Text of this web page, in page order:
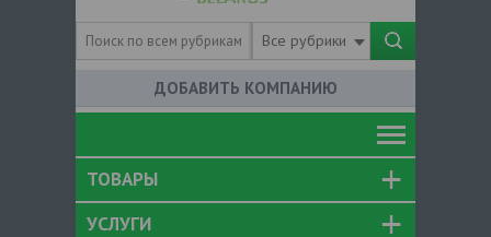
Все рубрики
ДОБАВИТЬ КОМПАНИЮ
ТОВАРЫ
УСЛУГИ